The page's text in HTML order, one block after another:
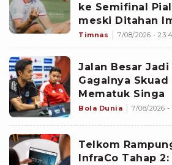
ke Semifinal
meski Ditahan
Singapura?
Timnas 7/08/2026 -
Jalan Besar Jadi
Gagalnya Skuad
Mematuk Singa
Bola Dunia 7/08/2026 -
Telkom
InfraCo Tahap